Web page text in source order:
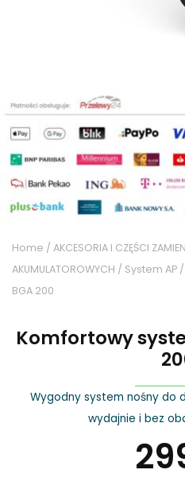
Home / AKCESORIA I CZĘŚCI
AKUMULATOROWYCH / System AP
BGA 200
Komfortowy
Wygodny system nośny do
wydajnie i bez